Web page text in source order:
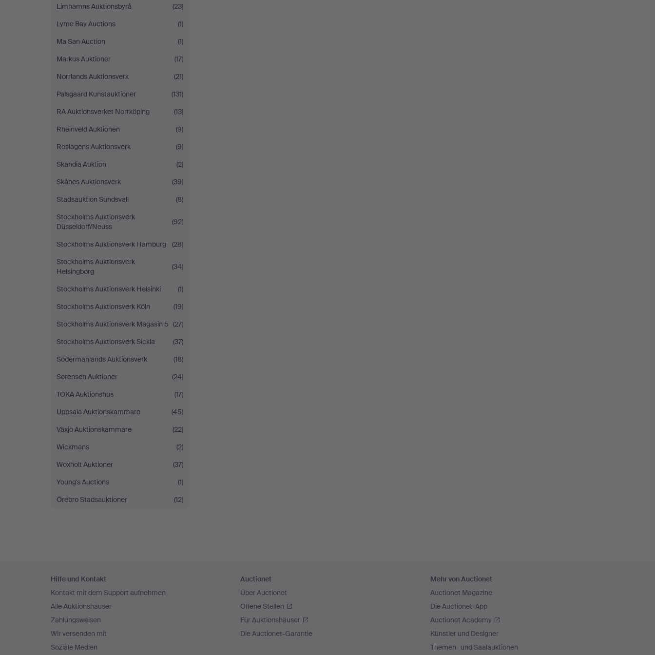
Limhamns Auktionsbyrå
(23)
Lyme Bay Auctions
(1)
Ma San Auction
(1)
Markus Auktioner
(17)
Norrlands Auktionsverk
(21)
Palsgaard Kunstauktioner
(131)
RA Auktionsverket Norrköping
(13)
Rheinveld Auktionen
(9)
Roslagens Auktionsverk
(9)
Skandia Auktion
(2)
Skånes Auktionsverk
(39)
Stadsauktion Sundsvall
(8)
Stockholms Auktionsverk
Düsseldorf/Neuss
(92)
Stockholms Auktionsverk Hamburg
(28)
Stockholms Auktionsverk
Helsingborg
(34)
Stockholms Auktionsverk Helsinki
(1)
Stockholms Auktionsverk Köln
(19)
Stockholms Auktionsverk Magasin 5 (27)
Stockholms Auktionsverk Sickla
(37)
Södermanlands Auktionsverk
(18)
Sørensen Auktioner
(24)
TOKA Auktionshus
(17)
Uppsala Auktionskammare
(45)
Växjö Auktionskammare
(22)
Wickmans
(2)
Woxholt Auktioner
(37)
Young's Auctions
(1)
Örebro Stadsauktioner
(12)
Navigation
Hilfe und Kontakt
Kontakt mit dem Support aufnehmen
Alle Auktionshäuser
Zahlungsweisen
Wir versenden mit
Soziale Medien
Auctionet
Über Auctionet
Offene Stellen
Für Auktionshäuser
Die Auctionet-Garantie
Mehr von Auctionet
Auctionet Magazine
Die Auctionet-App
Auctionet Academy
Künstler und Designer
Themen- und Saalauktionen